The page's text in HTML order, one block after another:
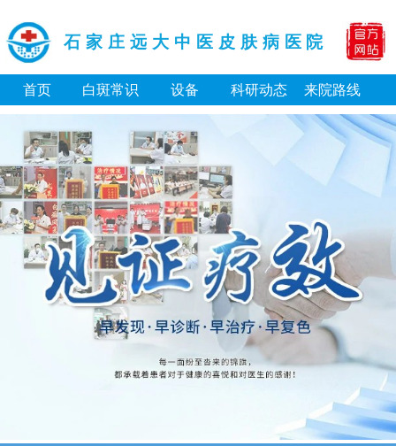
石家庄远大中医皮肤病医院
首页 白斑常识 设备 科研动态 来院路线